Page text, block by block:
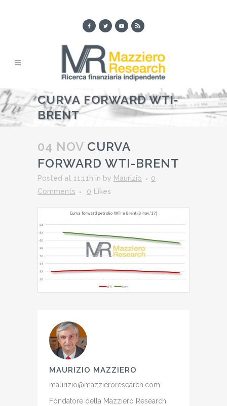
CURVA FORWARD WTI-
BRENT
04 NOV CURVA
FORWARD WTI-BRENT
Posted at 11:11h in by Maurizio
0
Comments
0 Likes
MAURIZIO MAZZIERO
maurizio@mazzieroresearch.com
Fondatore della Mazziero Research,